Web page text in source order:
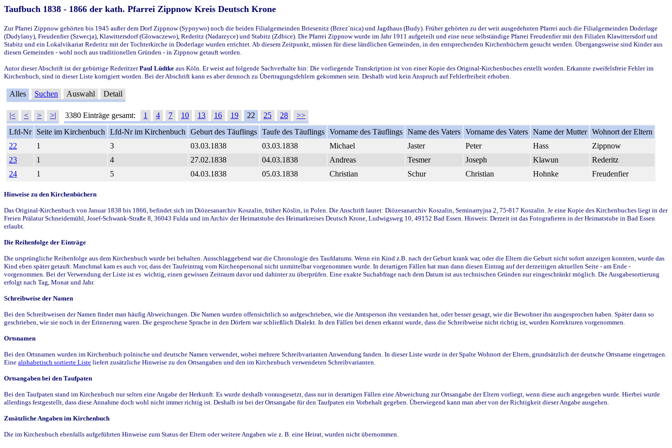
Taufbuch 1838 - 1866 der kath. Pfarrei Zippnow Kreis Deutsch Krone
Zur Pfarrei Zippnow gehörten bis 1945 außer dem Dorf Zippnow (Sypnywo) noch die beiden Filialgemeinden Briesenitz (Brzez`nica) und Jagdhaus (Budy). Früher gehörten zu der weit ausgedehnten Pfarrei auch die Filialgemeinden Doderlage
(Dudylany), Freudenfier (Szwecja), Klawittersdorf (Glowaczewo), Rederitz (Nadarzyce) und Stabitz (Zdbice). Die Pfarrei Zippnow wurde im Jahr 1911 aufgeteilt und eine neue selbständige Pfarrei Freudenfier mit den Filialen Klawittersdorf und
Stabitz und ein Lokalvikariat Rederitz mit der Tochterkirche in Doderlage wurden errichtet. Ab diesem Zeitpunkt, müssen für diese ländlichen Gemeinden, in den entsprechenden Kirchenbüchern gesucht werden. Übergangsweise sind Kinder aus
diesen Gemeinden - wohl noch aus traditionellen Gründen - in Zippnow getauft worden.
Autor dieser Abschrift ist der gebürtige RederitzerPaul Lüdtke aus Köln. Er weist auf folgende Sachverhalte hin: Die vorliegende Transkription ist von einer Kopie des Original-Kirchenbuches erstellt worden. Erkannte zweifelsfreie Fehler im
Kirchenbuch, sind in dieser Liste korrigiert worden. Bei der Abschrift kann es aber dennoch zu Übertragungsfehlern gekommen sein. Deshalb wird kein Anspruch auf Fehlerfreiheit erhoben.
Alles Suchen Auswahl Detail
|< < > >| 3380 Einträge gesamt: 1 4 7 10 13 16 19 22 25 28
>>
Lfd-Nr
Seite im Kirchenbuch Lfd-Nr im Kirchenbuch Geburt des Täuflings Taufe des Täuflings Vorname des Täuflings Name des Vaters Vorname des Vaters Name der Mutter Wohnort der Eltern
22
1 3 03.03.1838 03.03.1838 Michael Jaster Peter Hass
Zippnow
23
1 4 27.02.1838 04.03.1838 Andreas Tesmer Joseph Klawun
Rederitz
24
1 5 04.03.1838 05.03.1838 Christian Schur Christian Hohnke Freudenfier
Hinweise zu den Kirchenbüchern
Das Original-Kirchenbuch von Januar 1838 bis 1866, befindet sich im Diözesanarchiv Koszalin, früher Köslin, in Polen. Die Anschrift lautet: Diözesanarchiv Koszalin, Seminarryjna 2, 75-817 Koszalin. Je eine Kopie des Kirchenbuches liegt in der
Freien Prälatur Schneidemühl, Josef-Schwank-Straße 8, 36043 Fulda und im Archiv der Heimatstube des Heimatkreises Deutsch Krone, Ludwigsweg 10, 49152 Bad Essen. Hinweis: Derzeit ist das Fotografieren in der Heimatstube in Bad Essen
erlaubt.
Die Reihenfolge der Einträge
Die ursprüngliche Reihenfolge aus dem Kirchenbuch wurde bei behalten. Ausschlaggebend war die Chronologie des Taufdatums. Wenn ein Kind z.B. nach der Geburt krank war, oder die Eltern die Geburt nicht sofort anzeigen konnten, wurde das
Kind eben später getauft. Manchmal kam es auch vor, dass der Taufeintrag vom Kirchenpersonal nicht unmittelbar vorgenommen wurde. In derartigen Fällen hat man dann diesen Eintrag auf der derzeitigen aktuellen Seite - am Ende -
vorgenommen. Bei der Verwendung der Liste ist es wichtig, einen gewissen Zeitraum davor und dahinter zu überprüfen. Eine exakte Suchabfrage nach dem Datum ist aus technischen Gründen nur eingeschränkt möglich. Die Ausgabesortierung
erfolgt nach Tag, Monat und Jahr.
Schreibweise der Namen
Bei den Schreibweisen der Namen findet man häufig Abweichungen. Die Namen wurden offensichtlich so aufgeschrieben, wie die Amtsperson ihn verstanden hat, oder besser gesagt, wie die Bewohner ihn ausgesprochen haben. Später dann so
geschrieben, wie sie noch in der Erinnerung waren. Die gesprochene Sprache in den Dörfern war schließlich Dialekt. In den Fällen bei denen erkannt wurde, dass die Schreibweise nicht richtig ist, wurden Korrekturen vorgenommen.
Ortsnamen
Bei den Ortsnamen wurden im Kirchenbuch polnische und deutsche Namen verwendet, wobei mehrere Schreibvarianten Anwendung fanden. In dieser Liste wurde in der Spalte Wohnort der Eltern, grundsätzlich der deutsche Ortsname eingetragen.
Eine alphabetisch sortierte Liste liefert zusätzliche Hinweise zu den Ortsangaben und den im Kirchenbuch verwendeten Schreibvarianten.
Ortsangaben bei den Taufpaten
Bei den Taufpaten stand im Kirchenbuch nur selten eine Angabe der Herkunft. Es wurde deshalb vorausgesetzt, dass nur in derartigen Fällen eine Abweichung zur Ortsangabe der Eltern vorliegt, wenn diese auch angegeben wurde. Hierbei wurde
allerdings festgestellt, dass diese Annahme doch wohl nicht immer richtig ist. Deshalb ist bei der Ortsangabe für den Taufpaten ein Vorbehalt gegeben. Überwiegend kann man aber von der Richtigkeit dieser Angabe ausgehen.
Zusätzliche Angaben im Kirchenbuch
Die im Kirchenbuch ebenfalls aufgeführten Hinweise zum Status der Eltern oder weitere Angaben wie z. B. eine Heirat, wurden nicht übernommen.